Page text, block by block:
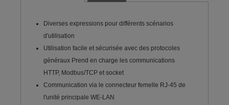
Diverses expressions pour différents scénarios
d'utilisation
Utilisation facile et sécurisée avec des protocoles
généraux Prend en charge les communications
HTTP, Modbus/TCP et socket
Communication via le connecteur femelle RJ-45 de
l'unité principale WE-LAN